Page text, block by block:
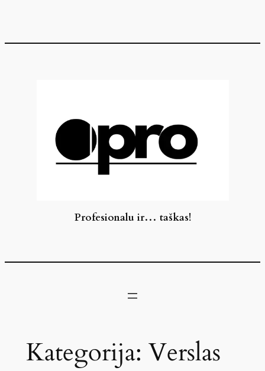
turinio
Profesionalu ir… taškas!
Kategorija: Verslas